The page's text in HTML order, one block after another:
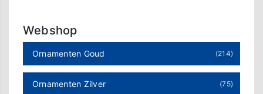
Webshop
Ornamenten Goud (214)
Ornamenten Zilver (75)